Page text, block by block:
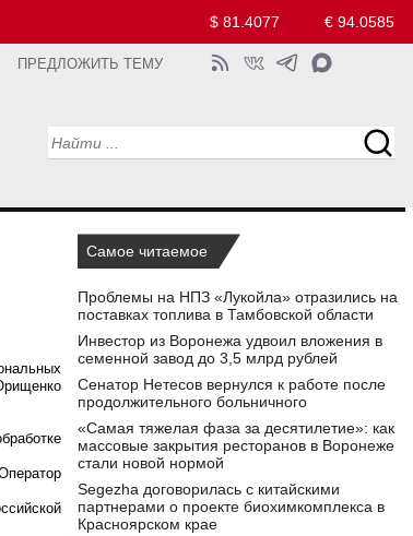
$ 81.4077 € 94.0585
ПРЕДЛОЖИТЬ ТЕМУ
Самое читаемое
Проблемы на НПЗ «Лукойла» отразились на
поставках топлива в Тамбовской области
Инвестор из Воронежа удвоил вложения в
семенной завод до 3,5 млрд рублей
Сенатор Нетесов вернулся к работе после
продолжительного больничного
«Самая тяжелая фаза за десятилетие»: как
массовые закрытия ресторанов в Воронеже
стали новой нормой
Segezha договорилась с китайскими
партнерами о проекте биохимкомплекса в
Красноярском крае